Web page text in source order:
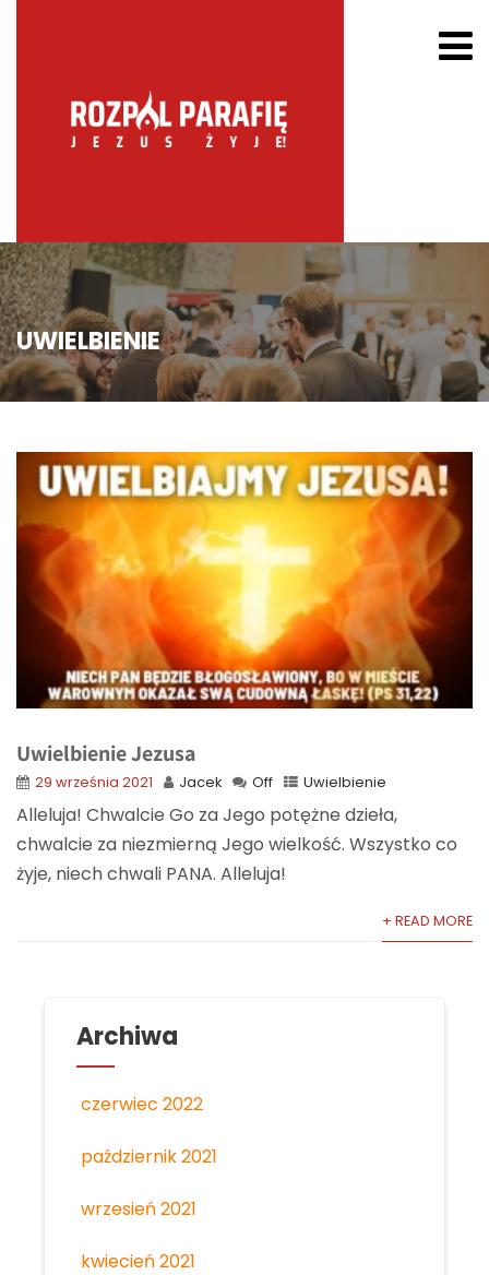
UWIELBIENIE
Uwielbienie Jezusa
29 września 2021 Jacek Off Uwielbienie
Alleluja! Chwalcie Go za Jego potężne dzieła,
chwalcie za niezmierną Jego wielkość. Wszystko co
żyje, niech chwali PANA. Alleluja!
+ READ MORE
Archiwa
czerwiec 2022
październik 2021
wrzesień 2021
kwiecień 2021